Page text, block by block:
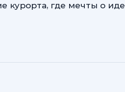
где мечты о